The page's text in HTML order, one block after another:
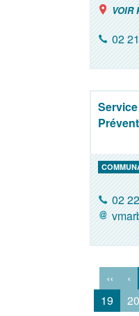
VOIR
02
02
‹‹ ‹
19
20